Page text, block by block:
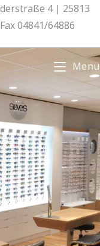
4 | 25813
04841/64886
Menü